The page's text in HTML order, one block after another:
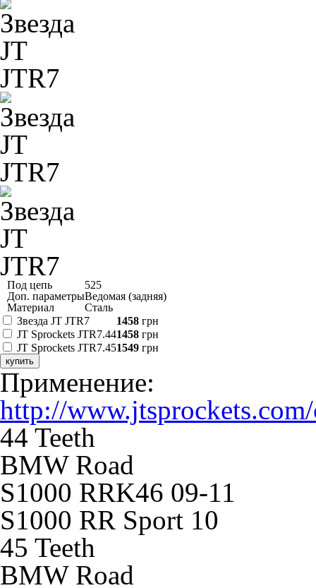
Под цепь
525
Доп. параметрыВедомая (задняя)
Материал
Сталь
Звезда JT JTR7
1458 грн
JT Sprockets JTR7.441458 грн
JT Sprockets JTR7.451549 грн
купить
Применение:
http://
44 Teeth
BMW Road
S1000 RRK46 09-11
S1000 RR Sport 10
45 Teeth
BMW Road